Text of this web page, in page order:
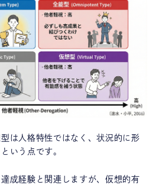
は人格特性ではなく、状況的に形
いう点です。
成経験と関連しますが、仮想的有